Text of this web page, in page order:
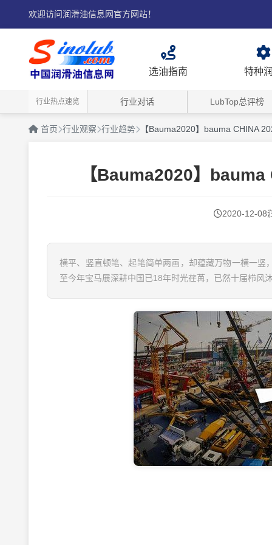
欢迎访问润滑油信息网官方网站！
选油指南 特种
行业热点速览 行业对话 LubTop总评榜
首页 行业观察 行业趋势 【Bauma2020】bauma CHINA
【Bauma2020】
2020-12-08
横平、竖直顿笔、起笔简单两画，却蕴藏万物一横一竖
至今年宝马展深耕中国已18年时光荏苒，已然十届栉风